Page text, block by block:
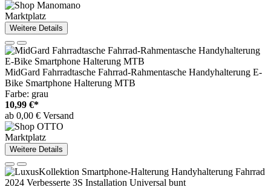
Marktplatz
Weitere Details
MidGard Fahrradtasche Fahrrad-Rahmentasche Handyhalterung E-
Bike Smartphone Halterung MTB
Farbe: grau
10,99 €*
ab 0,00 € Versand
Marktplatz
Weitere Details